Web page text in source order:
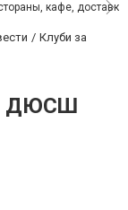
кафе,
Клуби за
ДЮСШ